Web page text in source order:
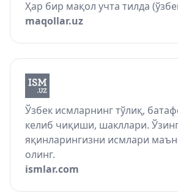
Ҳар бир мақол учта тилда
maqollar.uz
Ўзбек исмларнинг тўлиқ,
келиб чиқиши, шакллари.
яқинларингизни исмлари
олинг.
ismlar.com